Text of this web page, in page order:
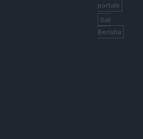
portale
Sali
Berisha